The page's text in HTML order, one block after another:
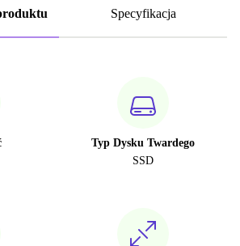
Specyfikacja
Typ Dysku Twardego
SSD